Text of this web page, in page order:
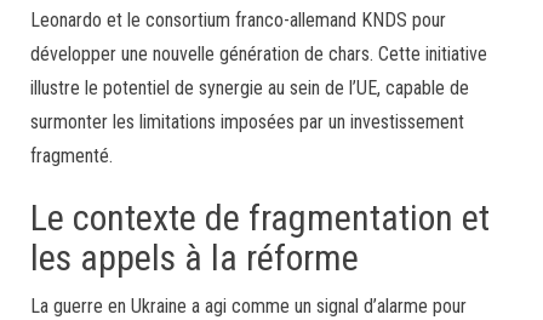
Leonardo et le consortium franco-allemand KNDS pour
développer une nouvelle génération de chars. Cette initiative
illustre le potentiel de synergie au sein de l’UE, capable de
surmonter les limitations imposées par un investissement
fragmenté.
Le contexte de fragmentation et
les appels à la réforme
La guerre en Ukraine a agi comme un signal d’alarme pour